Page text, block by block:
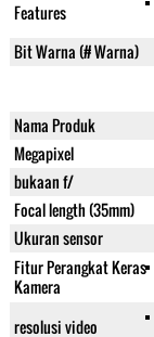
Features
Bit Warna (# Warna)
Nama Produk
Megapixel
bukaan f/
Focal length (35mm)
Ukuran sensor
Fitur Perangkat Keras
Kamera
resolusi video